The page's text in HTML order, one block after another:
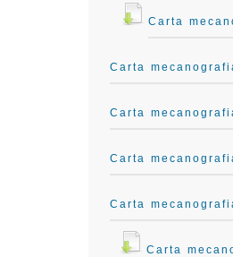
Carta
Carta
Carta
Carta
Carta
Carta